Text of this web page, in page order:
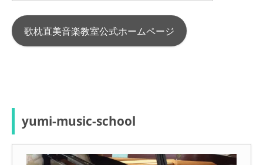
歌枕直美音楽教室公式ホームページ
yumi-music-school